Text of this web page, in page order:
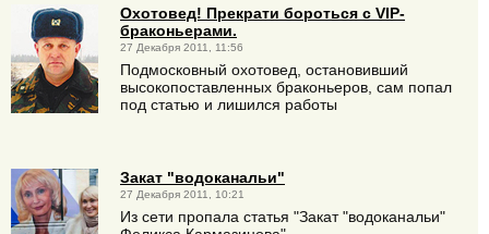
Охотовед! Прекрати бороться с VIP-
браконьерами.
27 Декабря 2011, 11:56
Подмосковный охотовед, остановивший
высокопоставленных браконьеров, сам попал
под статью и лишился работы
Закат "водоканальи"
27 Декабря 2011, 10:21
Из сети пропала статья "Закат "водоканальи"